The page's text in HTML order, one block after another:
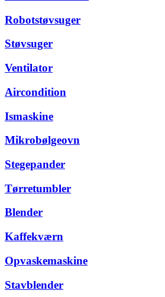
Robotstøvsuger
Støvsuger
Ventilator
Aircondition
Ismaskine
Mikrobølgeovn
Stegepander
Tørretumbler
Blender
Kaffekværn
Opvaskemaskine
Stavblender